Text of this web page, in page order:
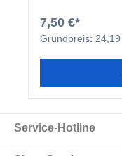
(Plexiglas®) usw.
aufgrund
7,50 €*
Grundpreis:
Service-Hotline